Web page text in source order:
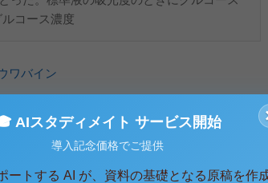
コース濃度
ワバイン
布は著作権法違反となります。
AIスタディメイト サービス開始
導入記念価格でご提供
ートする AI が、資料の基礎となる原稿を作